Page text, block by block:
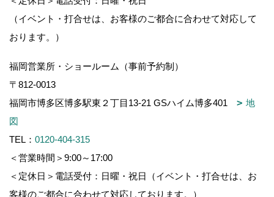
（イベント・打合せは、お客様のご都合に合わせて対応して
おります。）
福岡営業所・ショールーム（事前予約制）
〒812-0013
福岡市博多区博多駅東２丁目13-21 GSハイム博多401
地
図
TEL： 0120-404-315
＜営業時間＞9:00～17:00
＜定休日＞電話受付：日曜・祝日（イベント・打合せは、お
客様のご都合に合わせて対応しております。）